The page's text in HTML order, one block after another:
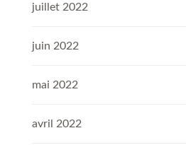
juillet 2022
juin 2022
mai 2022
avril 2022